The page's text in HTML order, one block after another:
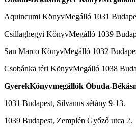
Aquincumi KönyvMegálló 1031
Csillaghegyi KönyvMegálló 1039
San Marco KönyvMegálló 1032
Csobánka téri KönyvMegálló 1038
GyerekKönyvmegállók Óbuda-
1031 Budapest, Silvanus sétány 9-13.
1039 Budapest, Zemplén Győző utca 2.